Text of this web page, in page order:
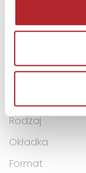
Kod EAN
Sprzedaż od
Rodzaj
Okładka
Format